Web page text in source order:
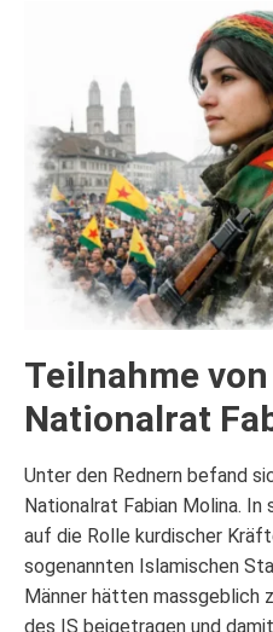
Teilnahme von
Nationalrat
Unter den Rednern befand
Nationalrat Fabian Molina. In
auf die Rolle kurdischer
sogenannten Islamischen
Männer hätten massgeblich
des IS beigetragen und